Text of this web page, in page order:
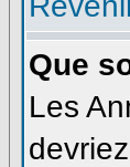
Que
Les